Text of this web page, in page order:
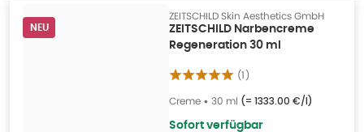
NEU
ZEITSCHILD Skin Aesthetics GmbH
ZEITSCHILD Narbencreme
Regeneration 30 ml
(1)
Creme • 30 ml (= 1333.00 €/l)
Sofort verfügbar